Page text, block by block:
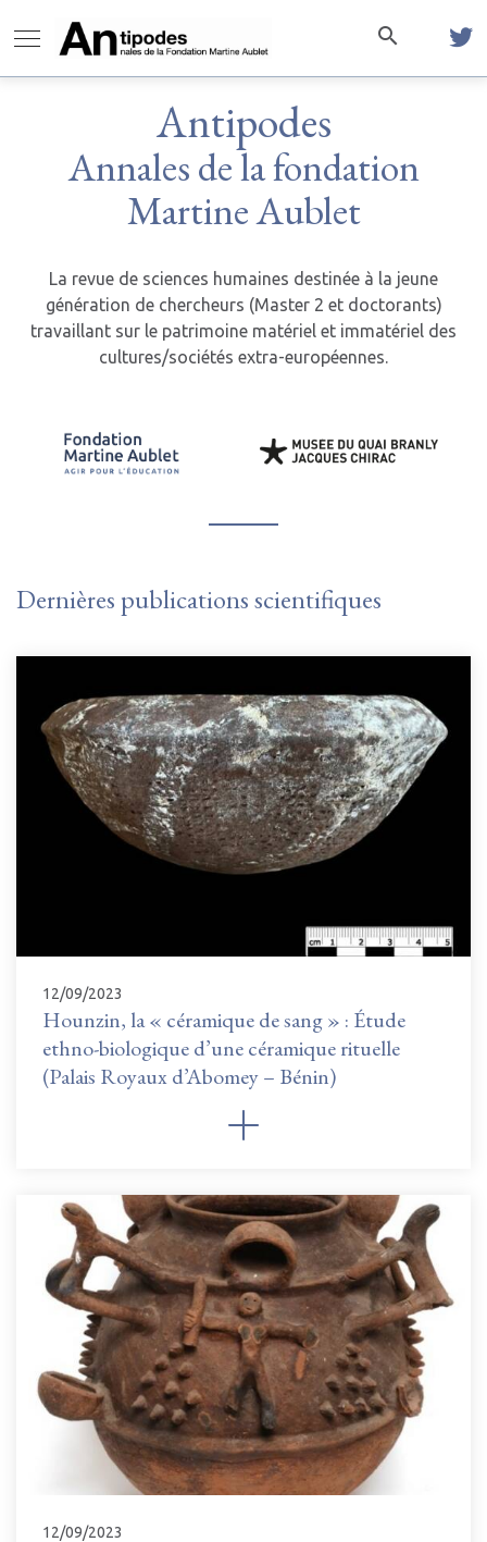
Antipodes
Annales de la fondation
Martine Aublet
La revue de sciences humaines destinée à la jeune
génération de chercheurs (Master 2 et doctorants)
travaillant sur le patrimoine matériel et immatériel des
cultures/sociétés extra-européennes.
Dernières publications scientifiques
12/09/2023
Hounzin, la « céramique de sang » : Étude
ethno-biologique d’une céramique rituelle
(Palais Royaux d’Abomey – Bénin)
12/09/2023